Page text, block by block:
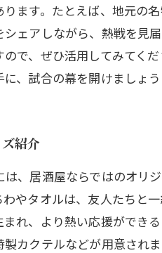
ます。たとえば、地元の
ェアしながら、熱戦を見
で、ぜひ活用してみてく
、試合の幕を開けましょう
紹介
、居酒屋ならではのオリ
やタオルは、友人たちと
れ、より熱い応援ができ
カクテルなどが用意され